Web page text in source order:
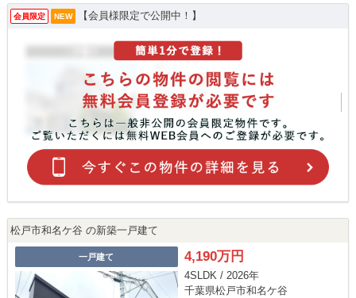
会員限定 NEW 【会員様限定で公開中！】
松戸市和名ケ谷 の新築一戸建て
一戸建て 4,190万円
4SLDK / 2026年
千葉県松戸市和名ケ谷